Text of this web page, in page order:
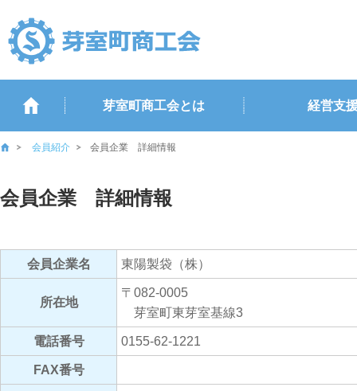
芽室町商工会とは 経営支
会員紹介 会員企業 詳細情報
会員企業 詳細情報
会員企業名 東陽製袋（株）
所在地
〒082-0005
芽室町東芽室基線3
電話番号 0155-62-1221
FAX番号